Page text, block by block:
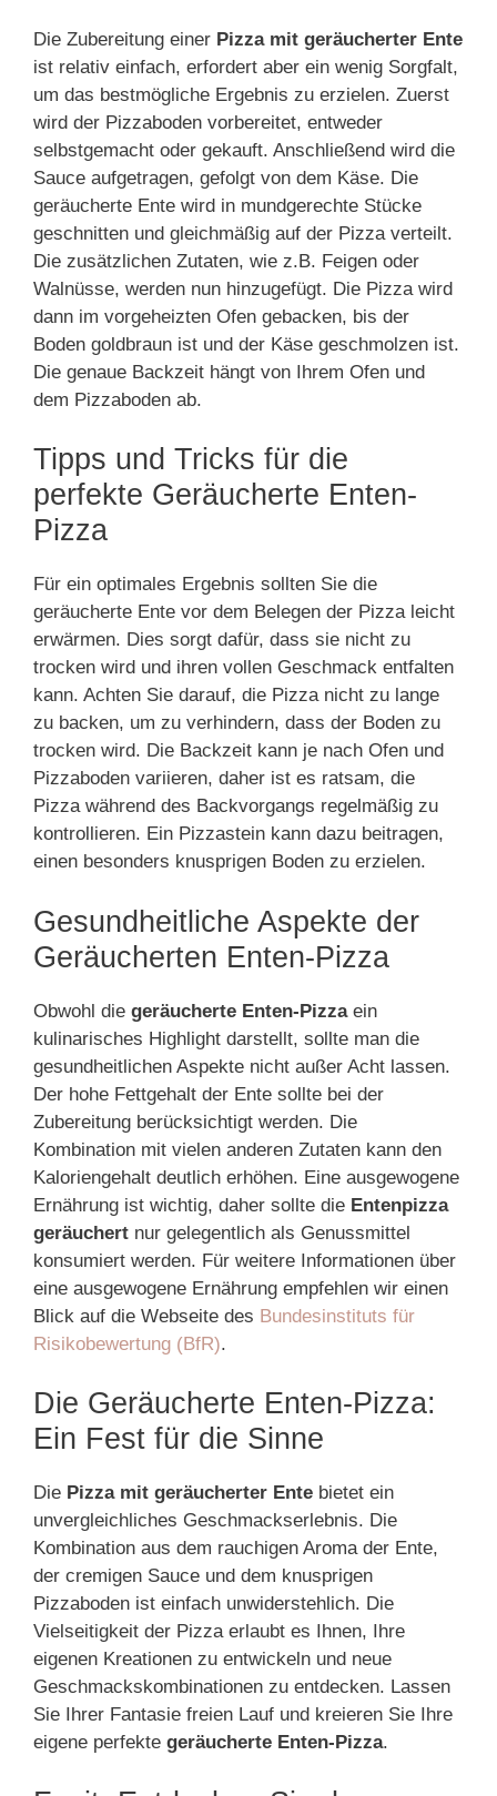
Die Zubereitung einer Pizza mit geräucherter Ente
ist relativ einfach, erfordert aber ein wenig Sorgfalt,
um das bestmögliche Ergebnis zu erzielen. Zuerst
wird der Pizzaboden vorbereitet, entweder
selbstgemacht oder gekauft. Anschließend wird die
Sauce aufgetragen, gefolgt von dem Käse. Die
geräucherte Ente wird in mundgerechte Stücke
geschnitten und gleichmäßig auf der Pizza verteilt.
Die zusätzlichen Zutaten, wie z.B. Feigen oder
Walnüsse, werden nun hinzugefügt. Die Pizza wird
dann im vorgeheizten Ofen gebacken, bis der
Boden goldbraun ist und der Käse geschmolzen ist.
Die genaue Backzeit hängt von Ihrem Ofen und
dem Pizzaboden ab.
Tipps und Tricks für die
perfekte Geräucherte Enten-
Pizza
Für ein optimales Ergebnis sollten Sie die
geräucherte Ente vor dem Belegen der Pizza leicht
erwärmen. Dies sorgt dafür, dass sie nicht zu
trocken wird und ihren vollen Geschmack entfalten
kann. Achten Sie darauf, die Pizza nicht zu lange
zu backen, um zu verhindern, dass der Boden zu
trocken wird. Die Backzeit kann je nach Ofen und
Pizzaboden variieren, daher ist es ratsam, die
Pizza während des Backvorgangs regelmäßig zu
kontrollieren. Ein Pizzastein kann dazu beitragen,
einen besonders knusprigen Boden zu erzielen.
Gesundheitliche Aspekte der
Geräucherten Enten-Pizza
Obwohl die geräucherte Enten-Pizzaein
kulinarisches Highlight darstellt, sollte man die
gesundheitlichen Aspekte nicht außer Acht lassen.
Der hohe Fettgehalt der Ente sollte bei der
Zubereitung berücksichtigt werden. Die
Kombination mit vielen anderen Zutaten kann den
Kaloriengehalt deutlich erhöhen. Eine ausgewogene
Ernährung ist wichtig, daher sollte die Entenpizza
geräuchert nur gelegentlich als Genussmittel
konsumiert werden. Für weitere Informationen über
eine ausgewogene Ernährung empfehlen wir einen
Blick auf die Webseite des Bundesinstituts für
Risikobewertung (BfR).
Die Geräucherte Enten-Pizza:
Ein Fest für die Sinne
Die Pizza mit geräucherter Ente bietet ein
unvergleichliches Geschmackserlebnis. Die
Kombination aus dem rauchigen Aroma der Ente,
der cremigen Sauce und dem knusprigen
Pizzaboden ist einfach unwiderstehlich. Die
Vielseitigkeit der Pizza erlaubt es Ihnen, Ihre
eigenen Kreationen zu entwickeln und neue
Geschmackskombinationen zu entdecken. Lassen
Sie Ihrer Fantasie freien Lauf und kreieren Sie Ihre
eigene perfekte geräucherte Enten-Pizza.